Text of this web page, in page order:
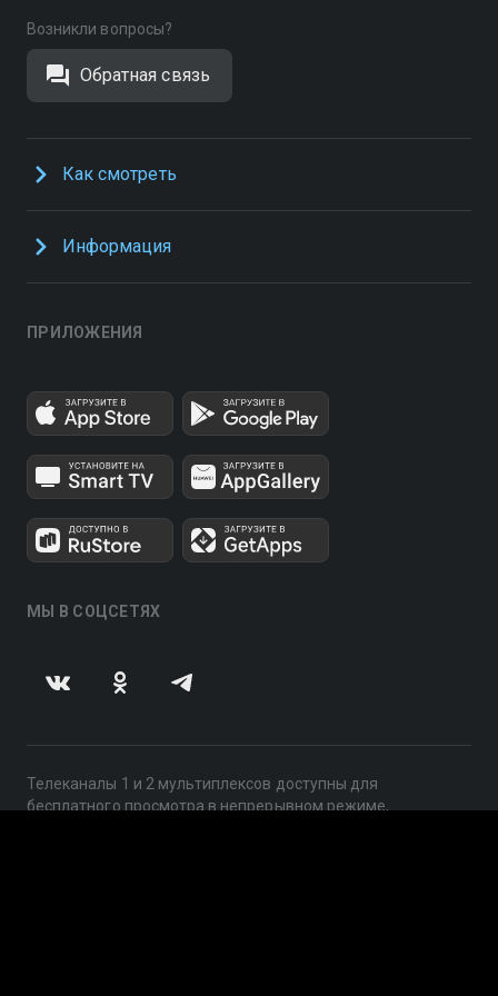
Возникли вопросы?
Обратная связь
Как смотреть
Информация
ПРИЛОЖЕНИЯ
МЫ В СОЦСЕТЯХ
Телеканалы 1 и 2 мультиплексов доступны для
бесплатного просмотра в непрерывном режиме,